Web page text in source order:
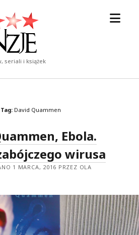
seriali i książek
Tag: David Quammen
Ebola.
wirusa
1 MARCA, 2016 PRZEZ OLA